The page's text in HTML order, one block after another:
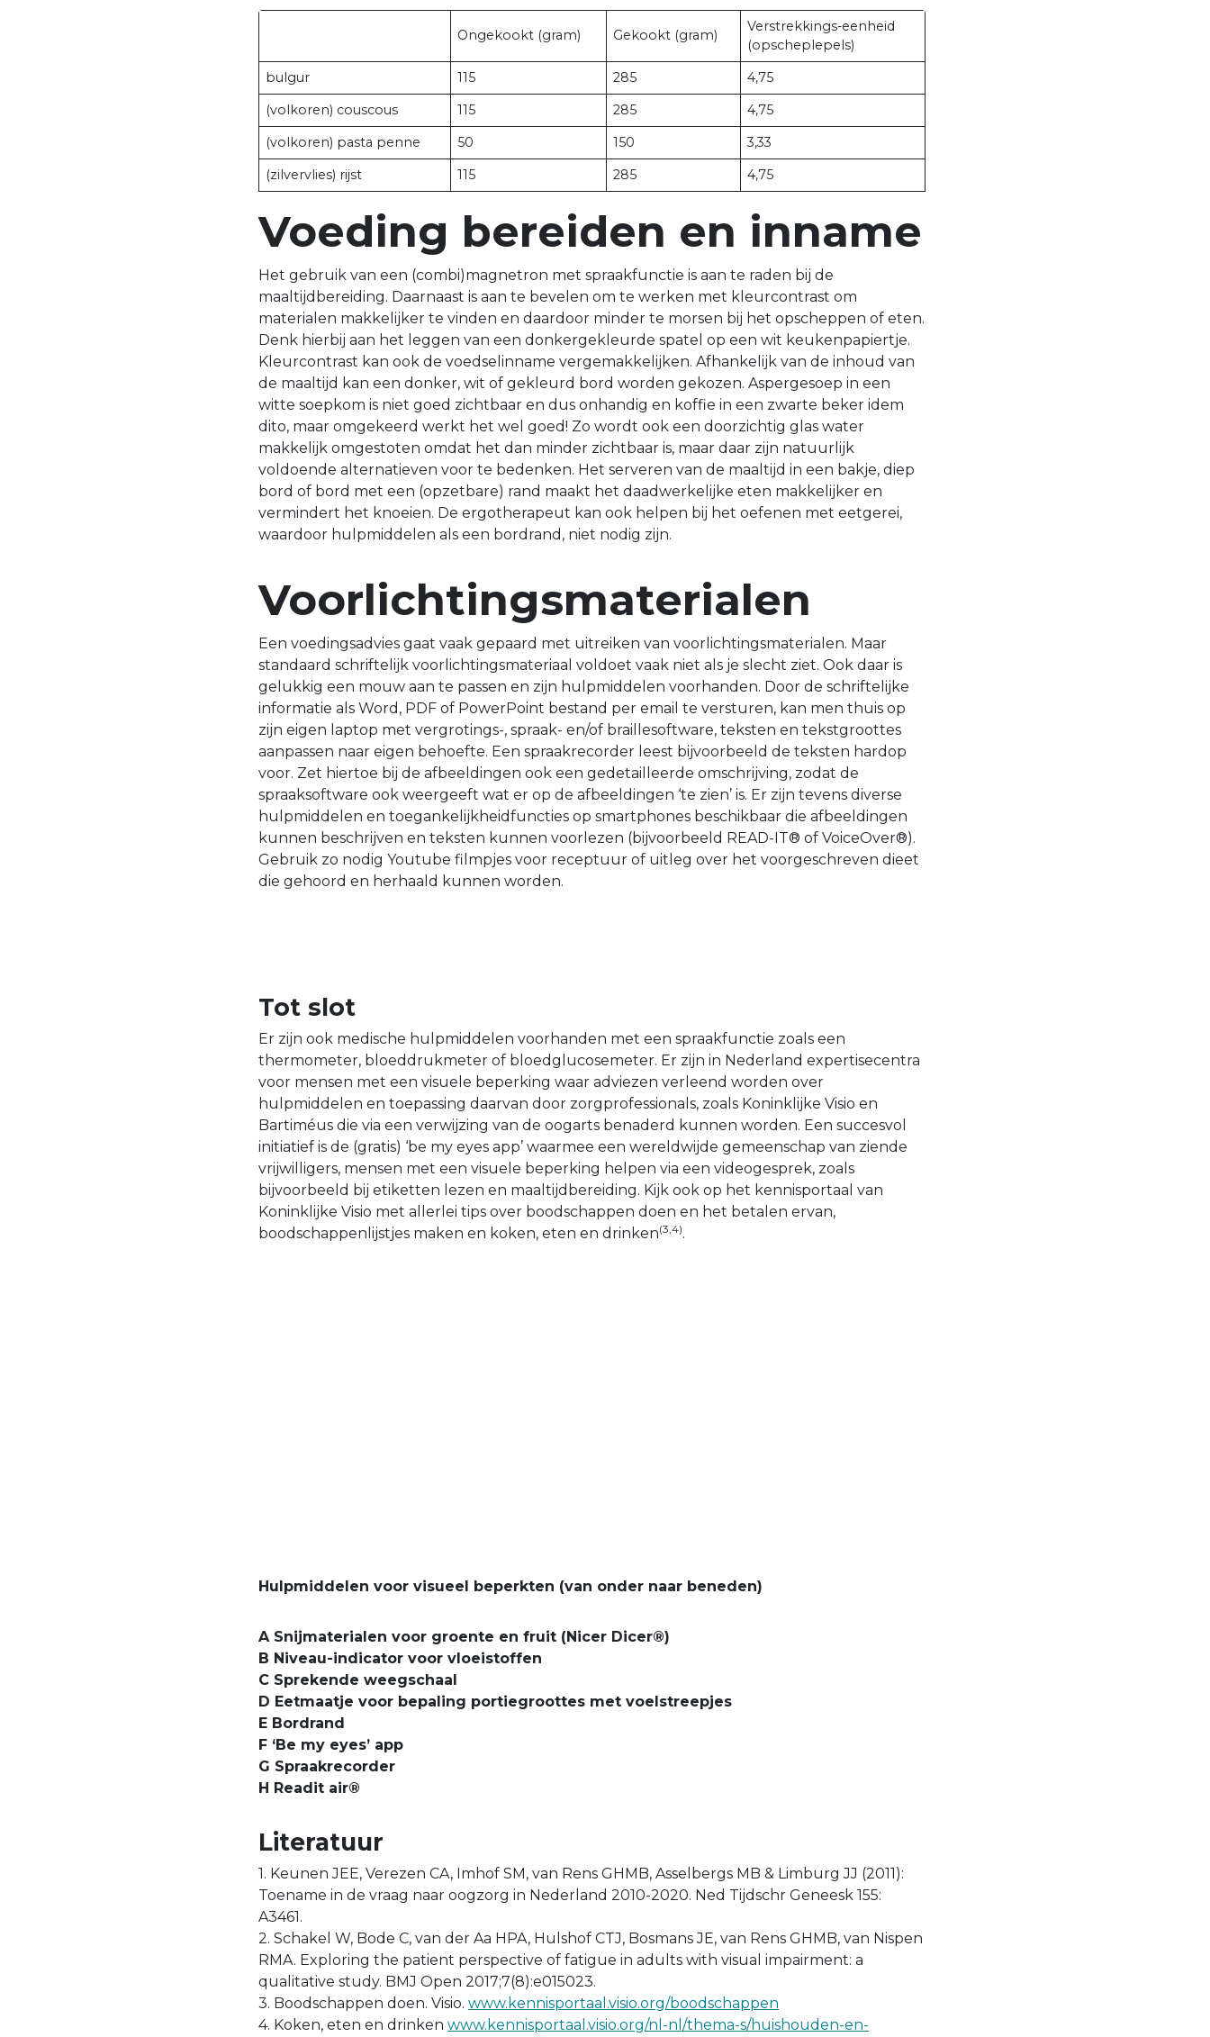
Ongekookt (gram) Gekookt (gram)
Verstrekkings-eenheid
(opscheplepels)
bulgur
115 285
4,75
(volkoren) couscous
115 285
4,75
(volkoren) pasta penne
50 150
3,33
(zilvervlies) rijst
115 285 4,75
Voeding bereiden en inname
Het gebruik van een (combi)magnetron met spraakfunctie is aan te raden bij de
maaltijdbereiding. Daarnaast is aan te bevelen om te werken met kleurcontrast om
materialen makkelijker te vinden en daardoor minder te morsen bij het opscheppen of eten.
Denk hierbij aan het leggen van een donkergekleurde spatel op een wit keukenpapiertje.
Kleurcontrast kan ook de voedselinname vergemakkelijken. Afhankelijk van de inhoud van
de maaltijd kan een donker, wit of gekleurd bord worden gekozen. Aspergesoep in een
witte soepkom is niet goed zichtbaar en dus onhandig en koffie in een zwarte beker idem
dito, maar omgekeerd werkt het wel goed! Zo wordt ook een doorzichtig glas water
makkelijk omgestoten omdat het dan minder zichtbaar is, maar daar zijn natuurlijk
voldoende alternatieven voor te bedenken. Het serveren van de maaltijd in een bakje, diep
bord of bord met een (opzetbare) rand maakt het daadwerkelijke eten makkelijker en
vermindert het knoeien. De ergotherapeut kan ook helpen bij het oefenen met eetgerei,
waardoor hulpmiddelen als een bordrand, niet nodig zijn.
Voorlichtingsmaterialen
Een voedingsadvies gaat vaak gepaard met uitreiken van voorlichtingsmaterialen. Maar
standaard schriftelijk voorlichtingsmateriaal voldoet vaak niet als je slecht ziet. Ook daar is
gelukkig een mouw aan te passen en zijn hulpmiddelen voorhanden. Door de schriftelijke
informatie als Word, PDF of PowerPoint bestand per email te versturen, kan men thuis op
zijn eigen laptop met vergrotings-, spraak- en/of braillesoftware, teksten en tekstgroottes
aanpassen naar eigen behoefte. Een spraakrecorder leest bijvoorbeeld de teksten hardop
voor. Zet hiertoe bij de afbeeldingen ook een gedetailleerde omschrijving, zodat de
spraaksoftware ook weergeeft wat er op de afbeeldingen ‘te zien’ is. Er zijn tevens diverse
hulpmiddelen en toegankelijkheidfuncties op smartphones beschikbaar die afbeeldingen
kunnen beschrijven en teksten kunnen voorlezen (bijvoorbeeld READ-IT® of VoiceOver®).
Gebruik zo nodig Youtube filmpjes voor receptuur of uitleg over het voorgeschreven dieet
die gehoord en herhaald kunnen worden.
Tot slot
Er zijn ook medische hulpmiddelen voorhanden met een spraakfunctie zoals een
thermometer, bloeddrukmeter of bloedglucosemeter. Er zijn in Nederland expertisecentra
voor mensen met een visuele beperking waar adviezen verleend worden over
hulpmiddelen en toepassing daarvan door zorgprofessionals, zoals Koninklijke Visio en
Bartiméus die via een verwijzing van de oogarts benaderd kunnen worden. Een succesvol
initiatief is de (gratis) ‘be my eyes app’ waarmee een wereldwijde gemeenschap van ziende
vrijwilligers, mensen met een visuele beperking helpen via een videogesprek, zoals
bijvoorbeeld bij etiketten lezen en maaltijdbereiding. Kijk ook op het kennisportaal van
Koninklijke Visio met allerlei tips over boodschappen doen en het betalen ervan,
boodschappenlijstjes maken en koken, eten en drinken(3,4).
Hulpmiddelen voor visueel beperkten (van onder naar beneden)
A Snijmaterialen voor groente en fruit (Nicer Dicer®)
B Niveau-indicator voor vloeistoffen
C Sprekende weegschaal
D Eetmaatje voor bepaling portiegroottes met voelstreepjes
E Bordrand
F ‘Be my eyes’ app
G Spraakrecorder
H Readit air®
Literatuur
1. Keunen JEE, Verezen CA, Imhof SM, van Rens GHMB, Asselbergs MB & Limburg JJ (2011):
Toename in de vraag naar oogzorg in Nederland 2010-2020. Ned Tijdschr Geneesk 155:
A3461.
2. Schakel W, Bode C, van der Aa HPA, Hulshof CTJ, Bosmans JE, van Rens GHMB, van Nispen
RMA. Exploring the patient perspective of fatigue in adults with visual impairment: a
qualitative study. BMJ Open 2017;7(8):e015023.
3. Boodschappen doen. Visio. www.kennisportaal.visio.org/boodschappen
4. Koken, eten en drinken www.kennisportaal.visio.org/nl-nl/thema-s/huishouden-en-